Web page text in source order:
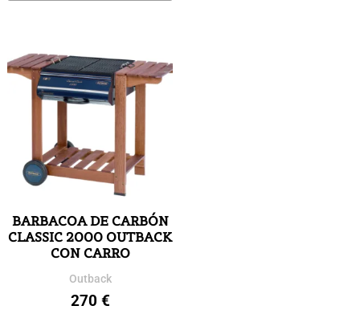
BARBACOA DE CARBÓN
CLASSIC 2000 OUTBACK
CON CARRO
Outback
270 €